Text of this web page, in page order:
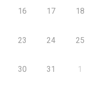
16 17 18
23 24 25
30 31 1